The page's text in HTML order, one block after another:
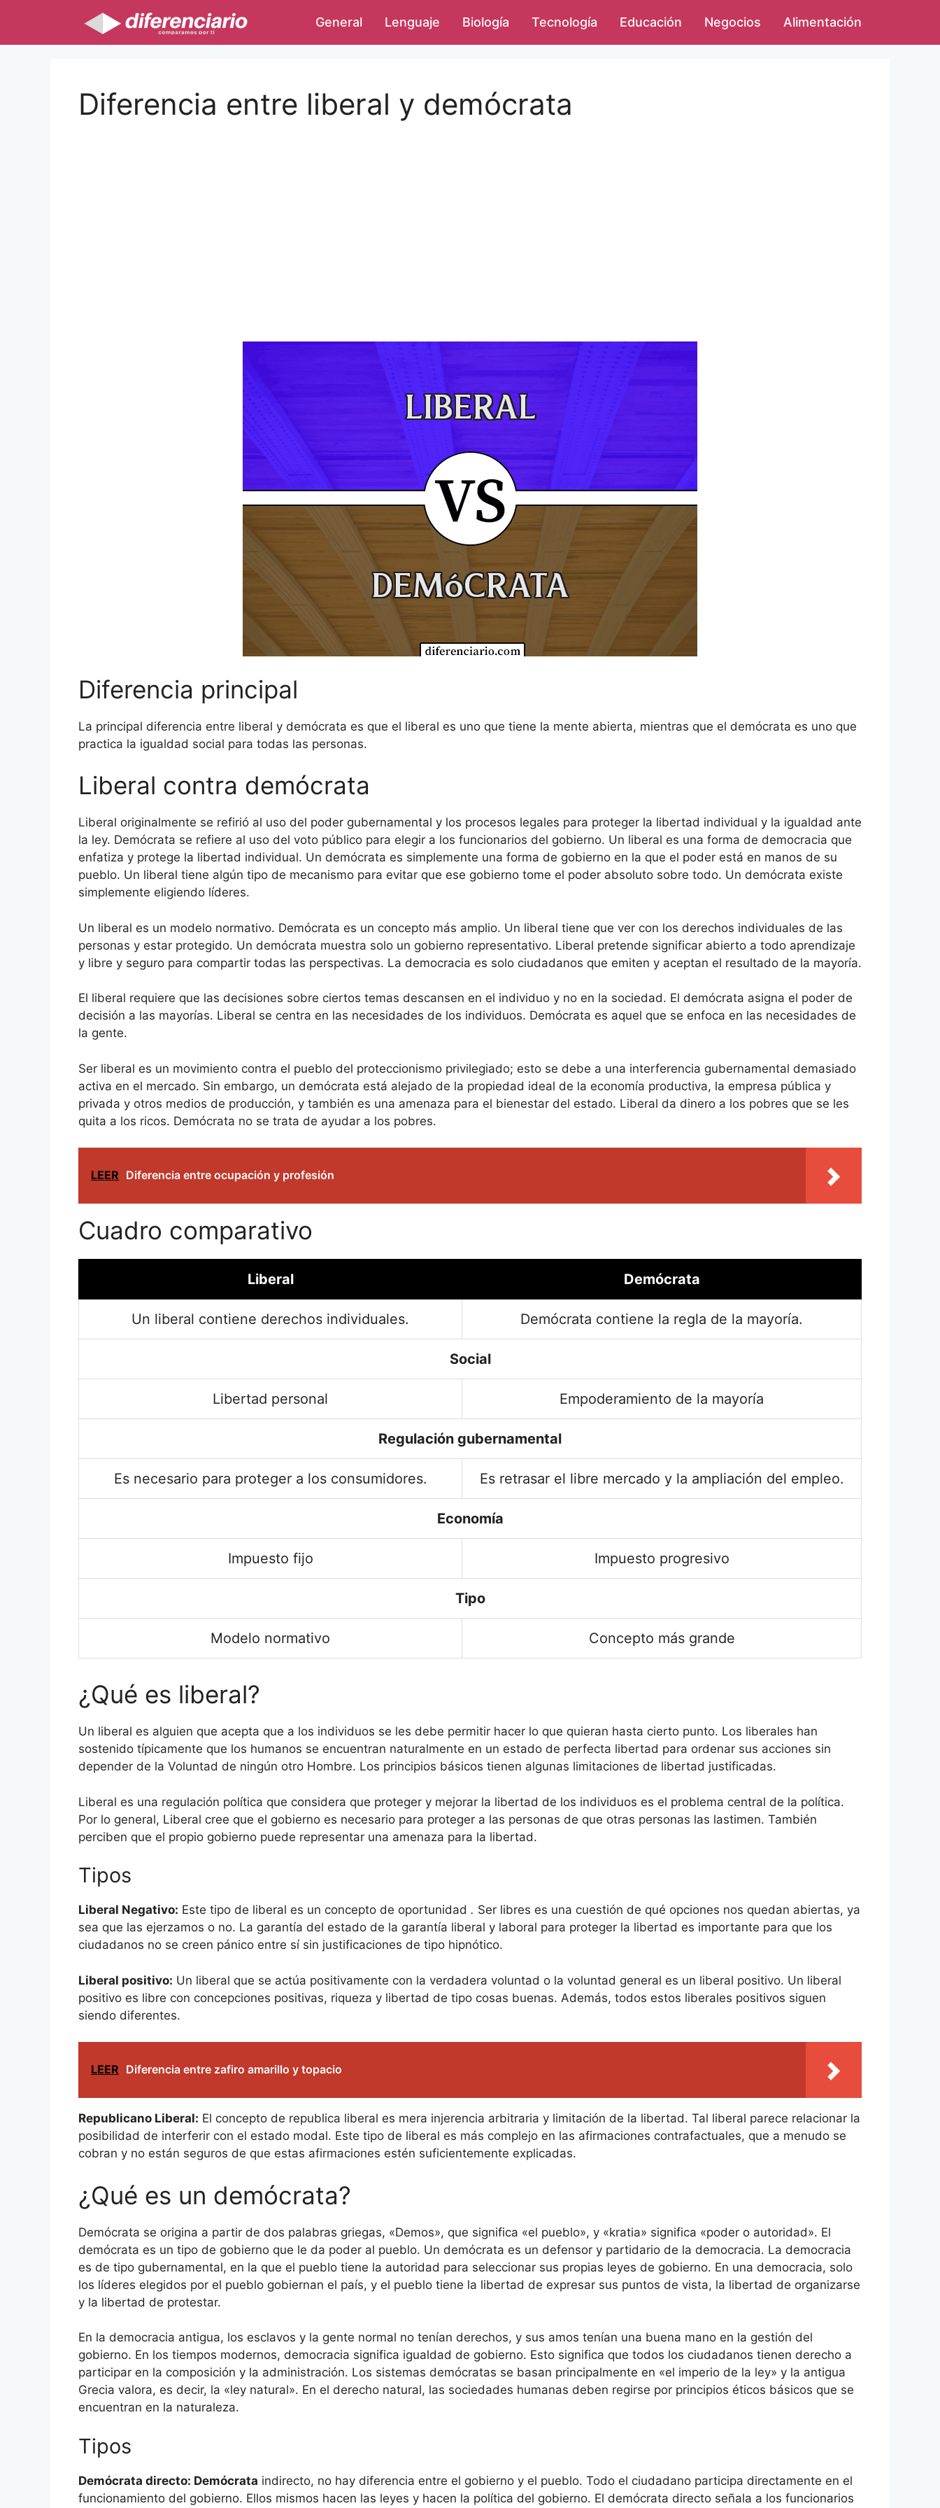
contenido
General Lenguaje Biología Tecnología Educación Negocios Alimentación
Diferencia entre liberal y demócrata
Diferencia principal
La principal diferencia entre liberal y demócrata es que el liberal es uno que tiene la mente abierta, mientras que el demócrata es uno que
practica la igualdad social para todas las personas.
Liberal contra demócrata
Liberal originalmente se refirió al uso del poder gubernamental y los procesos legales para proteger la libertad individual y la igualdad ante
la ley. Demócrata se refiere al uso del voto público para elegir a los funcionarios del gobierno. Un liberal es una forma de democracia que
enfatiza y protege la libertad individual. Un demócrata es simplemente una forma de gobierno en la que el poder está en manos de su
pueblo. Un liberal tiene algún tipo de mecanismo para evitar que ese gobierno tome el poder absoluto sobre todo. Un demócrata existe
simplemente eligiendo líderes.
Un liberal es un modelo normativo. Demócrata es un concepto más amplio. Un liberal tiene que ver con los derechos individuales de las
personas y estar protegido. Un demócrata muestra solo un gobierno representativo. Liberal pretende significar abierto a todo aprendizaje
y libre y seguro para compartir todas las perspectivas. La democracia es solo ciudadanos que emiten y aceptan el resultado de la mayoría.
El liberal requiere que las decisiones sobre ciertos temas descansen en el individuo y no en la sociedad. El demócrata asigna el poder de
decisión a las mayorías. Liberal se centra en las necesidades de los individuos. Demócrata es aquel que se enfoca en las necesidades de
la gente.
Ser liberal es un movimiento contra el pueblo del proteccionismo privilegiado; esto se debe a una interferencia gubernamental demasiado
activa en el mercado. Sin embargo, un demócrata está alejado de la propiedad ideal de la economía productiva, la empresa pública y
privada y otros medios de producción, y también es una amenaza para el bienestar del estado. Liberal da dinero a los pobres que se les
quita a los ricos. Demócrata no se trata de ayudar a los pobres.
LEER Diferencia entre ocupación y profesión
Cuadro comparativo
Liberal Demócrata
Un liberal contiene derechos individuales. Demócrata contiene la regla de la mayoría.
Social
Libertad personal Empoderamiento de la mayoría
Regulación gubernamental
Es necesario para proteger a los consumidores. Es retrasar el libre mercado y la ampliación del empleo.
Economía
Impuesto fijo Impuesto progresivo
Tipo
Modelo normativo Concepto más grande
¿Qué es liberal?
Un liberal es alguien que acepta que a los individuos se les debe permitir hacer lo que quieran hasta cierto punto. Los liberales han
sostenido típicamente que los humanos se encuentran naturalmente en un estado de perfecta libertad para ordenar sus acciones sin
depender de la Voluntad de ningún otro Hombre. Los principios básicos tienen algunas limitaciones de libertad justificadas.
Liberal es una regulación política que considera que proteger y mejorar la libertad de los individuos es el problema central de la política.
Por lo general, Liberal cree que el gobierno es necesario para proteger a las personas de que otras personas las lastimen. También
perciben que el propio gobierno puede representar una amenaza para la libertad.
Tipos
Liberal Negativo: Este tipo de liberal es un concepto de oportunidad . Ser libres es una cuestión de qué opciones nos quedan abiertas, ya
sea que las ejerzamos o no. La garantía del estado de la garantía liberal y laboral para proteger la libertad es importante para que los
ciudadanos no se creen pánico entre sí sin justificaciones de tipo hipnótico.
Liberal positivo: Un liberal que se actúa positivamente con la verdadera voluntad o la voluntad general es un liberal positivo. Un liberal
positivo es libre con concepciones positivas, riqueza y libertad de tipo cosas buenas. Además, todos estos liberales positivos siguen
siendo diferentes.
LEER Diferencia entre zafiro amarillo y topacio
Republicano Liberal: El concepto de republica liberal es mera injerencia arbitraria y limitación de la libertad. Tal liberal parece relacionar la
posibilidad de interferir con el estado modal. Este tipo de liberal es más complejo en las afirmaciones contrafactuales, que a menudo se
cobran y no están seguros de que estas afirmaciones estén suficientemente explicadas.
¿Qué es un demócrata?
Demócrata se origina a partir de dos palabras griegas, «Demos», que significa «el pueblo», y «kratia» significa «poder o autoridad». El
demócrata es un tipo de gobierno que le da poder al pueblo. Un demócrata es un defensor y partidario de la democracia. La democracia
es de tipo gubernamental, en la que el pueblo tiene la autoridad para seleccionar sus propias leyes de gobierno. En una democracia, solo
los líderes elegidos por el pueblo gobiernan el país, y el pueblo tiene la libertad de expresar sus puntos de vista, la libertad de organizarse
y la libertad de protestar.
En la democracia antigua, los esclavos y la gente normal no tenían derechos, y sus amos tenían una buena mano en la gestión del
gobierno. En los tiempos modernos, democracia significa igualdad de gobierno. Esto significa que todos los ciudadanos tienen derecho a
participar en la composición y la administración. Los sistemas demócratas se basan principalmente en «el imperio de la ley» y la antigua
Grecia valora, es decir, la «ley natural». En el derecho natural, las sociedades humanas deben regirse por principios éticos básicos que se
encuentran en la naturaleza.
Tipos
Demócrata directo: Demócrata indirecto, no hay diferencia entre el gobierno y el pueblo. Todo el ciudadano participa directamente en el
funcionamiento del gobierno. Ellos mismos hacen las leyes y hacen la política del gobierno. El demócrata directo señala a los funcionarios